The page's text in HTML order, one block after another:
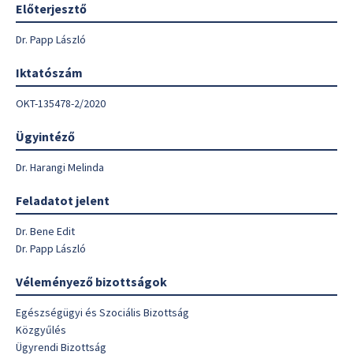
Előterjesztő
Dr. Papp László
Iktatószám
OKT-135478-2/2020
Ügyintéző
Dr. Harangi Melinda
Feladatot jelent
Dr. Bene Edit
Dr. Papp László
Véleményező bizottságok
Egészségügyi és Szociális Bizottság
Közgyűlés
Ügyrendi Bizottság